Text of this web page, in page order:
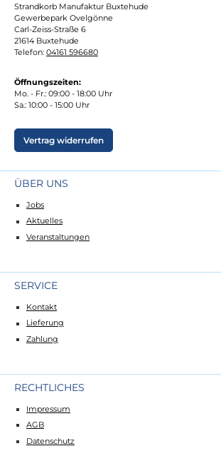
Strandkorb Manufaktur Buxtehude
Gewerbepark Ovelgönne
Carl-Zeiss-Straße 6
21614 Buxtehude
Telefon: 04161 596680
Öffnungszeiten:
Mo. - Fr.: 09:00 - 18:00 Uhr
Sa.: 10:00 - 15:00 Uhr
Vertrag widerrufen
ÜBER UNS
Jobs
Aktuelles
Veranstaltungen
SERVICE
Kontakt
Lieferung
Zahlung
RECHTLICHES
Impressum
AGB
Datenschutz